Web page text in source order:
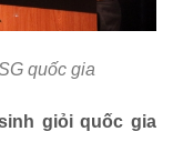
quốc gia
giỏi quốc gia